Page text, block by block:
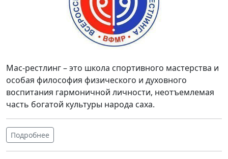
Мас-рестлинг – это школа спортивного мастерства и
особая философия физического и духовного
воспитания гармоничной личности, неотъемлемая
часть богатой культуры народа саха.
Подробнее